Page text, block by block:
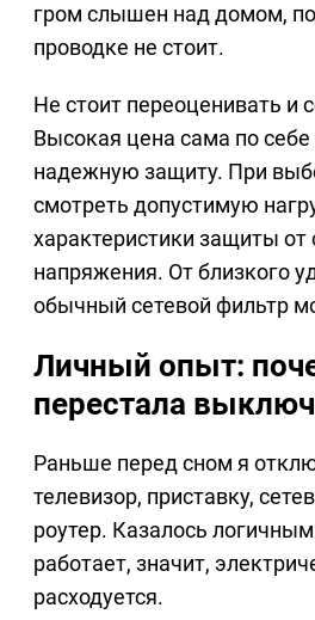
гром слышен над домом,
проводке не стоит.
Не стоит переоценивать и
Высокая цена сама по себе
надежную защиту. При
смотреть допустимую
характеристики защиты от
напряжения. От близкого
обычный сетевой фильтр
Личный опыт:
перестала
Раньше перед сном я
телевизор, приставку,
роутер. Казалось
работает, значит,
расходуется.